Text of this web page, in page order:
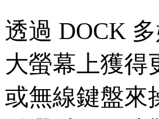
透過 DOCK
大螢幕上獲得
或無線鍵盤來